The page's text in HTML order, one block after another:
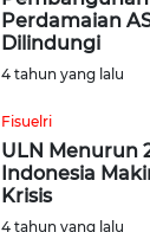
Perdamaian
Dilindungi
4 tahun yang lalu
Fisuelri
ULN Menurun
Indonesia
Krisis
4 tahun yang lalu